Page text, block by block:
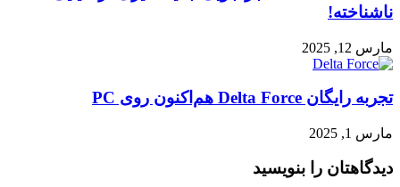
ناشناخته!
مارس 12, 2025
تجربه رایگان Delta Force هم‌اکنون روی PC
مارس 1, 2025
دیدگاهتان را بنویسید